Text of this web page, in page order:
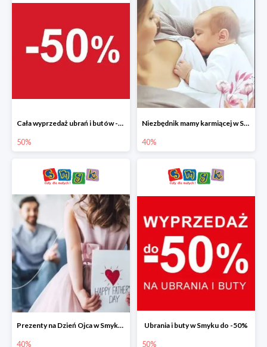
Cała wyprzedaż ubrań i butów -50%
50%
Niezbędnik mamy karmiącej w Smyku do -40%
40%
Prezenty na Dzień Ojca w Smyku do -40%
40%
Ubrania i buty w Smyku do -50%
50%